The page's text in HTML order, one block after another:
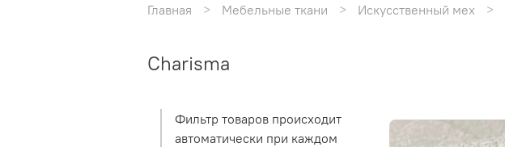
Главная Мебельные ткани Искусственный мех
Charisma
Фильтр товаров происходит
автоматически при каждом